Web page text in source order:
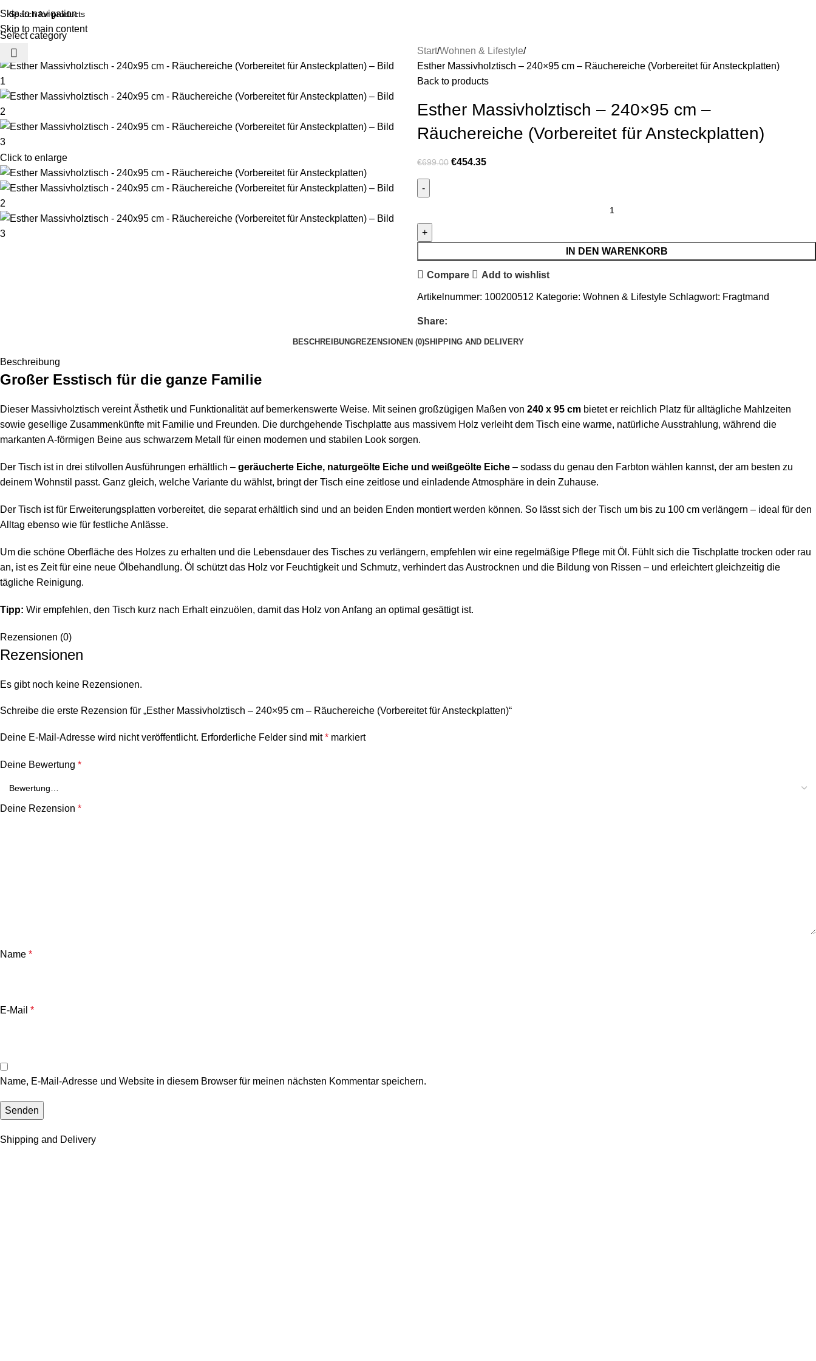
Skip to navigation
Skip to main content
Select category
-35%
Click to enlarge
Start Wohnen & Lifestyle
Esther Massivholztisch – 240×95 cm – Räuchereiche (Vorbereitet für Ansteckplatten)
Back to products
Esther Massivholztisch – 240×95 cm –
Räuchereiche (Vorbereitet für Ansteckplatten)
€699.00 €454.35
IN DEN WARENKORB
Compare Add to wishlist
Artikelnummer: 100200512 Kategorie: Wohnen & Lifestyle Schlagwort: Fragtmand
Share:
BESCHREIBUNGREZENSIONEN (0)SHIPPING AND DELIVERY
Beschreibung
Großer Esstisch für die ganze Familie
Dieser Massivholztisch vereint Ästhetik und Funktionalität auf bemerkenswerte Weise. Mit seinen großzügigen Maßen von 240 x 95 cm bietet er reichlich Platz für alltägliche Mahlzeiten
sowie gesellige Zusammenkünfte mit Familie und Freunden. Die durchgehende Tischplatte aus massivem Holz verleiht dem Tisch eine warme, natürliche Ausstrahlung, während die
markanten A-förmigen Beine aus schwarzem Metall für einen modernen und stabilen Look sorgen.
Der Tisch ist in drei stilvollen Ausführungen erhältlich – geräucherte Eiche, naturgeölte Eiche und weißgeölte Eiche – sodass du genau den Farbton wählen kannst, der am besten zu
deinem Wohnstil passt. Ganz gleich, welche Variante du wählst, bringt der Tisch eine zeitlose und einladende Atmosphäre in dein Zuhause.
Der Tisch ist für Erweiterungsplatten vorbereitet, die separat erhältlich sind und an beiden Enden montiert werden können. So lässt sich der Tisch um bis zu 100 cm verlängern – ideal für den
Alltag ebenso wie für festliche Anlässe.
Um die schöne Oberfläche des Holzes zu erhalten und die Lebensdauer des Tisches zu verlängern, empfehlen wir eine regelmäßige Pflege mit Öl. Fühlt sich die Tischplatte trocken oder rau
an, ist es Zeit für eine neue Ölbehandlung. Öl schützt das Holz vor Feuchtigkeit und Schmutz, verhindert das Austrocknen und die Bildung von Rissen – und erleichtert gleichzeitig die
tägliche Reinigung.
Tipp: Wir empfehlen, den Tisch kurz nach Erhalt einzuölen, damit das Holz von Anfang an optimal gesättigt ist.
Rezensionen (0)
Rezensionen
Es gibt noch keine Rezensionen.
Schreibe die erste Rezension für „Esther Massivholztisch – 240×95 cm – Räuchereiche (Vorbereitet für Ansteckplatten)“
Deine E-Mail-Adresse wird nicht veröffentlicht. Erforderliche Felder sind mit* markiert
Deine Bewertung *
Deine Rezension *
Name *
E-Mail *
Name, E-Mail-Adresse und Website in diesem Browser für meinen nächsten Kommentar speichern.
Shipping and Delivery